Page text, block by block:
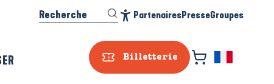
Billetterie
Recherche PartenairesPresseGroupes